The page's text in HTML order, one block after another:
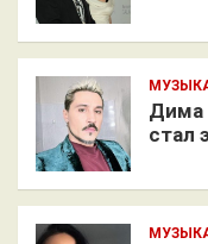
Дима
стал